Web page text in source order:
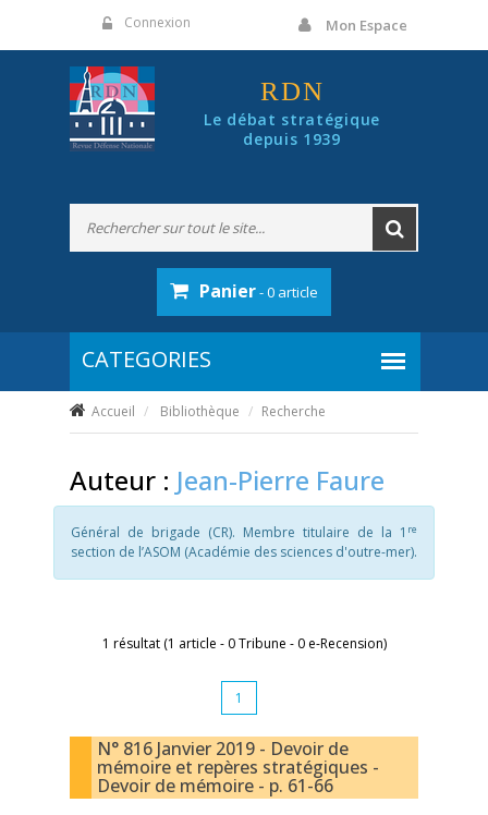
Connexion Mon Espace
RDN
Le débat stratégique
depuis 1939
Panier- 0 article
Accueil Bibliothèque Recherche
Auteur : Jean-Pierre Faure
Général de brigade (CR). Membre titulaire de la 1 re
section de l’ASOM (Académie des sciences d'outre-mer).
1 résultat (1 article - 0 Tribune - 0 e-Recension)
1
N° 816 Janvier 2019 - Devoir de
mémoire et repères stratégiques -
Devoir de mémoire - p. 61-66